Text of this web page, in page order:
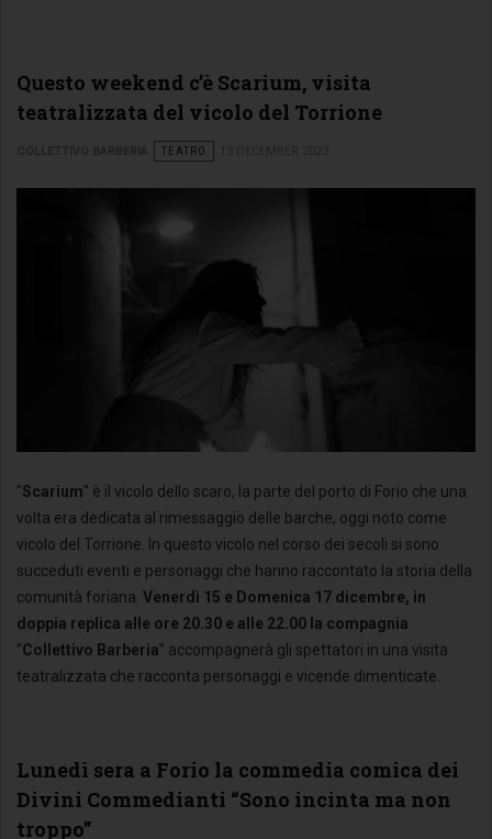
Questo weekend c’è Scarium, visita
teatralizzata del vicolo del Torrione
TEATRO
"Scarium" è il vicolo dello scaro, la parte del porto di Forio che una
volta era dedicata al rimessaggio delle barche, oggi noto come
vicolo del Torrione. In questo vicolo nel corso dei secoli si sono
succeduti eventi e personaggi che hanno raccontato la storia della
comunità foriana. Venerdì 15 e Domenica 17 dicembre, in
doppia replica alle ore 20.30 e alle 22.00 la compagnia
“Collettivo Barberia” accompagnerà gli spettatori in una visita
teatralizzata che racconta personaggi e vicende dimenticate.
Lunedì sera a Forio la commedia comica dei
Divini Commedianti “Sono incinta ma non
troppo”